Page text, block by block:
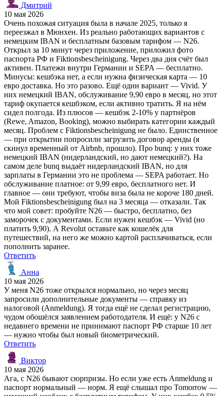
Дмитрий
10 мая 2026
Очень похожая ситуация была в начале 2025, только я
переезжал в Мюнхен. Из реально работающих вариантов с
немецким IBAN и бесплатным базовым тарифом — N26.
Открыл за 10 минут через приложение, приложил фото
паспорта РФ и Fiktionsbescheinigung. Через два дня счёт был
активен. Платежи внутри Германии и SEPA — бесплатно.
Минусы: кешбэка нет, а если нужна физическая карта — 10
евро доставка. Но это разово. Ещё один вариант — Vivid. У
них немецкий IBAN, обслуживание 9,90 евро в месяц, но этот
тариф окупается кешбэком, если активно тратить. Я на нём
сидел полгода. Из плюсов — кешбэк 2-10% у партнёров
(Rewe, Amazon, Booking), можно выбирать категории каждый
месяц. Проблем с Fiktionsbescheinigung не было. Единственное
— при открытии попросили загрузить договор аренды (я
скинул временный от Airbnb, прошло). Про bunq: у них тоже
немецкий IBAN (нидерландский, но дают немецкий?). На
самом деле bunq выдаёт нидерландский IBAN, но для
зарплаты в Германии это не проблема — SEPA работает. Но
обслуживание платное: от 9,99 евро, бесплатного нет. И
главное — они требуют, чтобы виза была не короче 180 дней.
Мой Fiktionsbescheinigung был на 3 месяца — отказали. Так
что мой совет: пробуйте N26 — быстро, бесплатно, без
заморочек с документами. Если нужен кешбэк — Vivid (но
платить 9,90). А Revolut оставьте как кошелёк для
путешествий, на него же можно картой расплачиваться, если
пополнить заранее.
Ответить
Анна
10 мая 2026
У меня N26 тоже открылся нормально, но через месяц
запросили дополнительные документы — справку из
налоговой (Anmeldung). Я тогда ещё не сделал регистрацию,
чудом обошёлся заявлением работодателя. И ещё: у N26 с
недавнего времени не принимают паспорт РФ старше 10 лет
— нужно чтобы был новый биометрический.
Ответить
Виктор
10 мая 2026
Ага, с N26 бывают сюрпризы. Но если уже есть Anmeldung и
паспорт нормальный — норм. Я ещё слышал про Tomorrow —